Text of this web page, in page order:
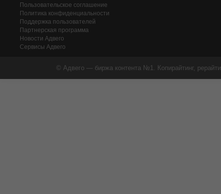
Пользовательское соглашение
Политика конфиденциальности
Поддержка пользователей
Партнерская программа
Новости Адвего
Сервисы Адвего
© Адвего — биржа контента №1. Копирайтинг,